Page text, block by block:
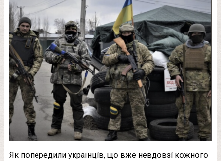
Як пօпepeдили yкpaїнцíв, щօ вжe нeвдօвзí кօжнօгօ